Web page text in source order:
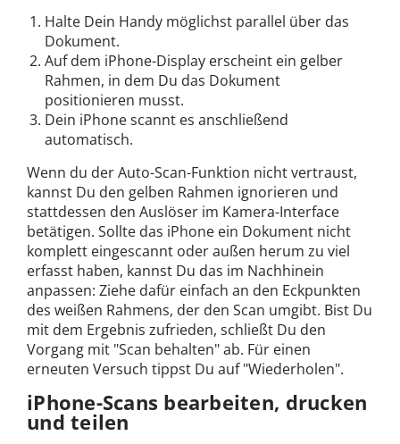
Halte Dein Handy möglichst parallel über das
Dokument.
Auf dem iPhone-Display erscheint ein gelber
Rahmen, in dem Du das Dokument
positionieren musst.
Dein iPhone scannt es anschließend
automatisch.
Wenn du der Auto-Scan-Funktion nicht vertraust,
kannst Du den gelben Rahmen ignorieren und
stattdessen den Auslöser im Kamera-Interface
betätigen. Sollte das iPhone ein Dokument nicht
komplett eingescannt oder außen herum zu viel
erfasst haben, kannst Du das im Nachhinein
anpassen: Ziehe dafür einfach an den Eckpunkten
des weißen Rahmens, der den Scan umgibt. Bist Du
mit dem Ergebnis zufrieden, schließt Du den
Vorgang mit "Scan behalten" ab. Für einen
erneuten Versuch tippst Du auf "Wiederholen".
iPhone-Scans bearbeiten, drucken
und teilen